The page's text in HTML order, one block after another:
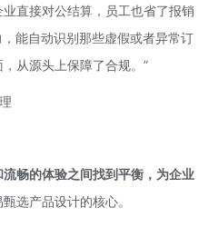
直接对公结算，员工也省了报销
能自动识别那些虚假或者异常订
从源头上保障了合规。”
畅的体验之间找到平衡，为企业
选产品设计的核心。